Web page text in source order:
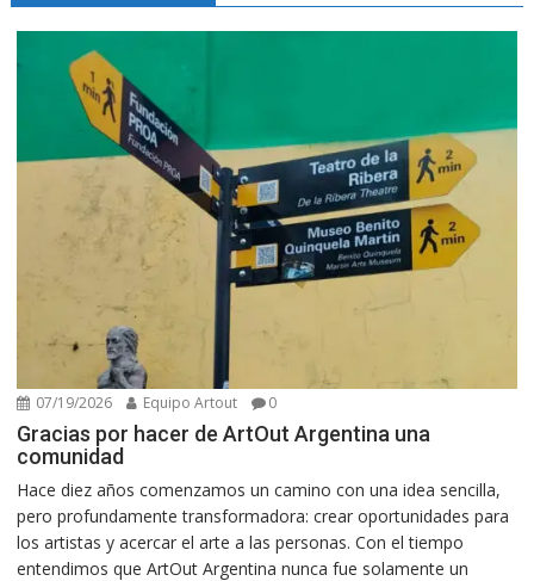
07/19/2026 Equipo Artout 0
Gracias por hacer de ArtOut Argentina una
comunidad
Hace diez años comenzamos un camino con una idea sencilla,
pero profundamente transformadora: crear oportunidades para
los artistas y acercar el arte a las personas. Con el tiempo
entendimos que ArtOut Argentina nunca fue solamente un